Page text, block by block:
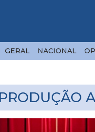
GERAL NACIONAL